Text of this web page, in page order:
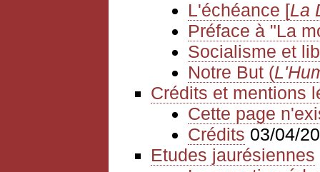
L'échéance [La
Préface à "La
Socialisme et
Notre But (
Crédits et mentions
Cette page
Crédits 03/04/
Etudes jaurésiennes